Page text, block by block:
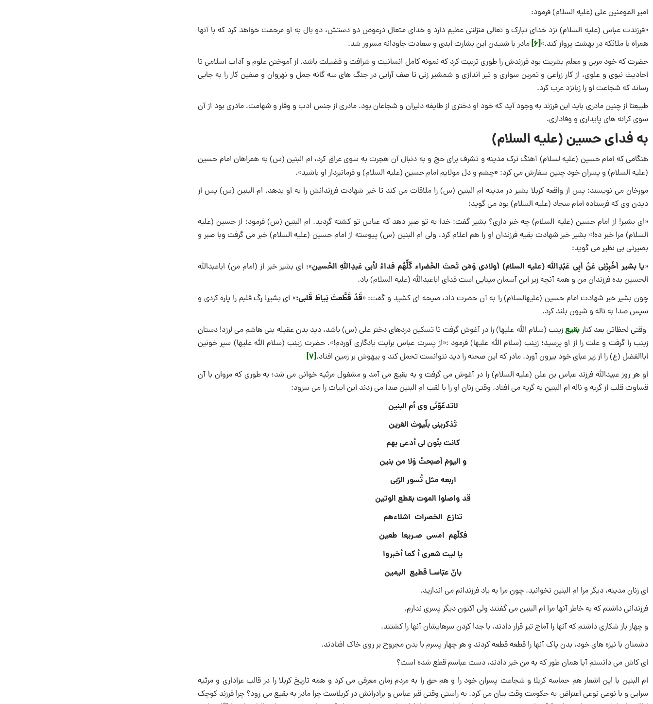
امیر المومنین علی (علیه السلام) فرمود:
«فرزندت عباس (علیه السلام) نزد خداى تبارک و تعالى منزلتى عظیم دارد و خداى متعال درعوض دو دستش، دو بال به او مرحمت خواهد کرد که با آنها
همراه با ملائکه در بهشت پرواز کند.»[6]
مادر با شنیدن این بشارت ابدى و سعادت جاودانه مسرور شد.
حضرت که خود مربى و معلم بشریت بود فرزندش را طورى تربیت کرد که نمونه کامل انسانیت و شرافت و فضیلت باشد. از آموختن علوم و آداب اسلامى تا
احادیث نبوى و علوی، از کار زراعى و تمرین سوارى و تیر اندازى و شمشیر زنى تا صف آرایى در جنگ هاى سه گانه جمل و نهروان و صفین کار را به جایى
رساند که شجاعت او را زبانزد عرب کرد.
طبیعتا از چنین مادرى باید این فرزند به وجود آید که خود او دخترى از طایفه دلیران و شجاعان بود. مادرى از جنس ادب و وقار و شهامت، مادرى بود از آن
سوى کرانه هاى پایدارى و وفاداری.
به فدای حسین (علیه السلام)
هنگامی که امام حسین (علیه‏ لسلام) آهنگ ترک مدینه و تشرف برای حج و به دنبال آن هجرت به سوی عراق کرد، ام البنین (س) به همراهان امام حسین
(علیه السلام) و پسران خود چنین سفارش می ‏کرد: «چشم و دل مولایم امام حسین (علیه السلام) و فرمان‏بردار او باشید».
مورخان می نویسند: پس از واقعه کربلا بشیر در مدینه ام البنین (س) را ملاقات می کند تا خبر شهادت فرزندانش را به او بدهد. ام البنین (س) پس از
دیدن وی که فرستاده امام سجاد (علیه‏ السلام) بود می گوید:
«ای بشیر! از امام حسین (علیه ‏السلام) چه خبر داری؟ بشیر گفت: خدا به تو صبر دهد که عباس تو کشته گردید. ام‏ البنین (س) فرمود: از حسین (علیه
‏السلام) مرا خبر ده!» بشیر خبر شهادت بقیه فرزندان او را هم اعلام کرد، ولی ام‏ البنین (س) پیوسته از امام حسین (علیه‏ السلام) خبر می‏ گرفت وبا صبر و
بصیرتی بی نظیر می گوید:
«یا بشیر اَخْبِرْنِی عَنْ اَبِی عَبْدِاللّه (علیه‏ السلام) أولادی وَمَن تَحتَ الخَضراء کُلُّهُم فداءُ لأبی عَبدِاللهِ الحُسین »؛ ای بشیر خبر از (امام من) اباعبدالله
الحسین بده فرزندان من و همه آنچه زیر این آسمان مینایی است فدای اباعبدالله (علیه السلام) باد.
چون بشیر خبر شهادت امام حسین (علیه‏السلام) را به آن حضرت داد، صیحه ‏ای کشید و گفت: «قَدْ قَطَّعتَ نِیاطَ قَلبی؛» ای بشیر! رگ قلبم را پاره کردی و
سپس صدا به ناله و شیون بلند کرد.
وقتى لحظاتى بعد کنار بقیع زینب (سلام الله علیها) را در آغوش گرفت تا تسکین دردهاى دختر على (س) باشد، دید بدن عقیله بنى هاشم مى لرزد! دستان
زینب را گرفت و علت را از او پرسید؛ زینب (سلام الله علیها) فرمود :«از پسرت عباس برایت یادگارى آوردم!». حضرت زینب (سلام الله علیها) سپر خونین
اباالفضل (ع) را از زیر عباى خود بیرون آورد. مادر که این صحنه را دید نتوانست تحمل کند و بیهوش بر زمین افتاد. [7]
او هر روز عبیدالله فرزند عباس بن على (علیه السلام) را در آغوش مى گرفت و به بقیع مى آمد و مشغول مرثیه خوانى مى شد؛ به طورى که مروان با آن
قساوت قلب از گریه و ناله ام البنین به گریه مى افتاد. وقتى زنان او را با لقب ام البنین صدا مى زدند این ابیات را مى سرود:
لاتدعُوّنّى وى أم البنین
تَذکرینى بلُیوث العَرین
کانت بنُون لى أدعى بهم
و الیومَ اَصبَحتُ وَلا من بنین
اربعه مثل تُسور الرّبى
قد واصلوا الموت بقطع الوتین
تنازع الخصرات اشلاءهم
فکلّهم امسى صـریعا طعین‏
یا لیت شعرى أ کما أخبروا
بانّ عبّاسـا قطیع الیمین
ای زنان مدینه، دیگر مرا ام البنین نخوانید. چون مرا به یاد فرزندانم می اندازید.
فرزندانی داشتم که به خاطر آنها مرا ام البنین می گفتند ولی اکنون دیگر پسری ندارم.
و چهار باز شکاری داشتم که آنها را آماج تیر قرار دادند، با جدا کردن سرهایشان آنها را کشتند.
دشمنان با نیزه های خود، بدن پاک آنها را قطعه قطعه کردند و هر چهار پسرم با بدن مجروح بر روی خاک افتادند.
ای کاش می دانستم آیا همان طور که به من خبر دادند، دست عباسم قطع شده است؟
ام البنین با این اشعار هم حماسه کربلا و شجاعت پسران خود را و هم حق را به مردم زمان معرفى می کرد و همه تاریخ کربلا را در قالب عزادارى و مرثیه
سرایى و با نوعی نوعى اعتراض به حکومت وقت بیان می کرد. به راستى وقتى قبر عباس و برادرانش در کربلاست چرا مادر به بقیع مى رود؟ چرا فرزند کوچک